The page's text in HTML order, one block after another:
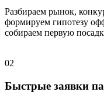
Разбираем рынок,
формируем гипотезу
собираем первую
02
Быстрые заявки